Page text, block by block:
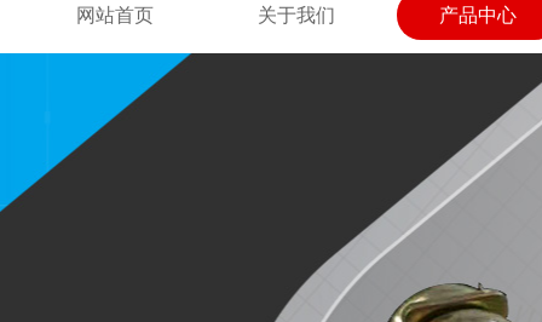
网站首页 关于我们 产品中心